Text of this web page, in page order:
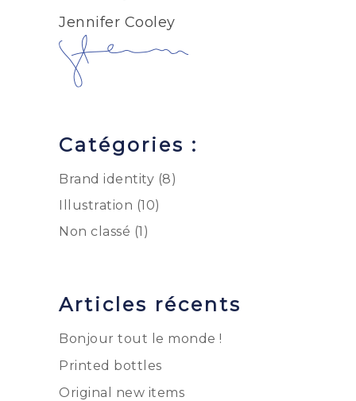
Jennifer Cooley
Catégories :
Brand identity (8)
Illustration (10)
Non classé (1)
Articles récents
Bonjour tout le monde !
Printed bottles
Original new items